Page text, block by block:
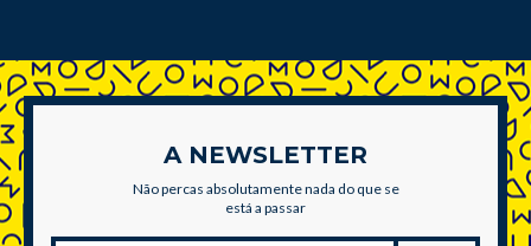
A NEWSLETTER
Não percas absolutamente nada do que se
está a passar